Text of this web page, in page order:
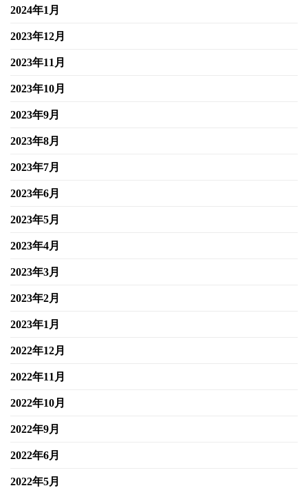
2024年1月
2023年12月
2023年11月
2023年10月
2023年9月
2023年8月
2023年7月
2023年6月
2023年5月
2023年4月
2023年3月
2023年2月
2023年1月
2022年12月
2022年11月
2022年10月
2022年9月
2022年6月
2022年5月